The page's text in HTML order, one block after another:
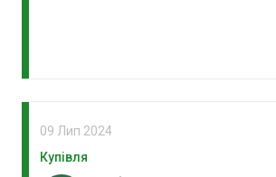
09 Лип 2024
Купівля